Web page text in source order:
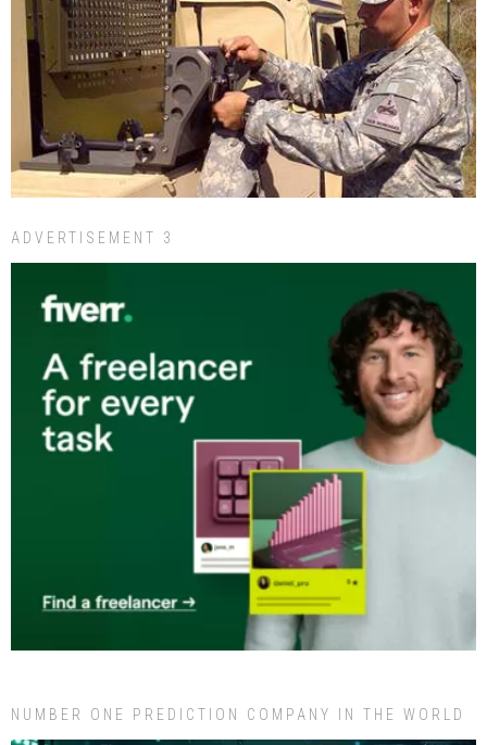
ADVERTISEMENT 3
NUMBER ONE PREDICTION COMPANY IN THE WORLD